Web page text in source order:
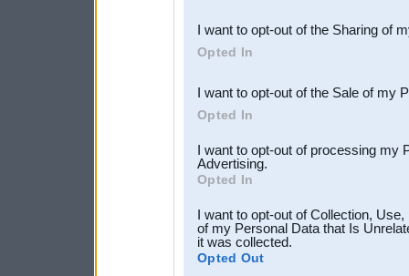
Downstream Participants
third parties.
I want to opt-out of the Sharing of
Opted In
I want to opt-out of the Sale of my
Opted In
I want to opt-out of processing my
Advertising.
Opted In
I want to opt-out of Collection,
of my Personal Data that Is
it was collected.
Opted Out